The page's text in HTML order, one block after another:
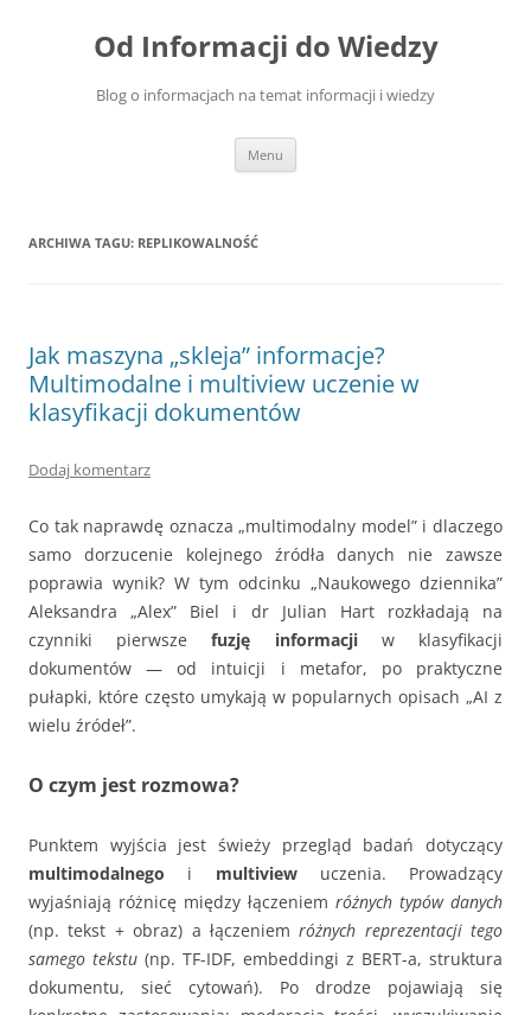
Od Informacji do Wiedzy
Blog o informacjach na temat informacji i wiedzy
Menu
ARCHIWA TAGU: REPLIKOWALNOŚĆ
Jak maszyna „skleja” informacje?
Multimodalne i multiview uczenie w
klasyfikacji dokumentów
Dodaj komentarz
Co tak naprawdę oznacza „multimodalny model” i dlaczego
samo dorzucenie kolejnego źródła danych nie zawsze
poprawia wynik? W tym odcinku „Naukowego dziennika”
Aleksandra „Alex” Biel i dr Julian Hart rozkładają na
czynniki pierwszefuzję informacjiw klasyfikacji
dokumentów — od intuicji i metafor, po praktyczne
pułapki, które często umykają w popularnych opisach „AI z
wielu źródeł”.
O czym jest rozmowa?
Punktem wyjścia jest świeży przegląd badań dotyczący
multimodalnego i multiviewuczenia. Prowadzący
wyjaśniają różnicę między łączeniem różnych typów danych
(np. tekst + obraz) a łączeniemróżnych reprezentacji tego
samego tekstu (np. TF-IDF, embeddingi z BERT-a, struktura
dokumentu, sieć cytowań). Po drodze pojawiają się